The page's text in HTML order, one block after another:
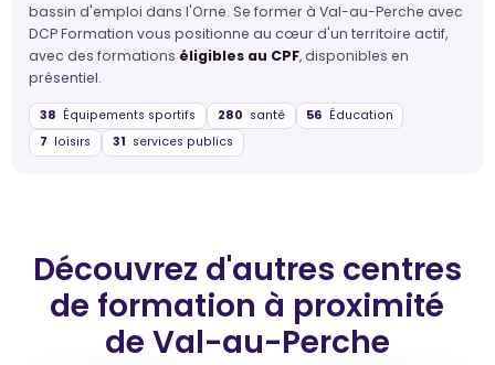
bassin d'emploi dans l'Orne. Se former à Val-au-Perche avec
DCP Formation vous positionne au cœur d'un territoire actif,
avec des formations éligibles au CPF, disponibles en
présentiel.
38 Équipements sportifs 280 santé 56 Éducation
7 loisirs 31 services publics
Découvrez d'autres centres
de formation à proximité
de Val-au-Perche